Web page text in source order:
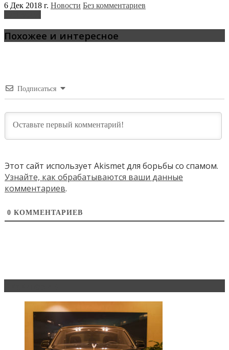
6 Дек 2018 г. Новости Без комментариев
Похожее и интересное
Подписаться
Этот сайт использует Akismet для борьбы со спамом.
Узнайте, как обрабатываются ваши данные
комментариев.
0 КОММЕНТАРИЕВ